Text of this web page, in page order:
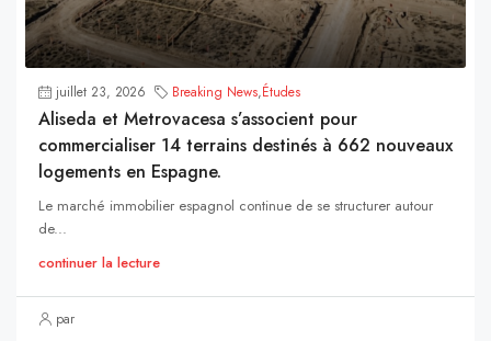
juillet 23, 2026 Breaking News,Études
Aliseda et Metrovacesa s’associent pour
commercialiser 14 terrains destinés à 662 nouveaux
logements en Espagne.
Le marché immobilier espagnol continue de se structurer autour
de...
continuer la lecture
par